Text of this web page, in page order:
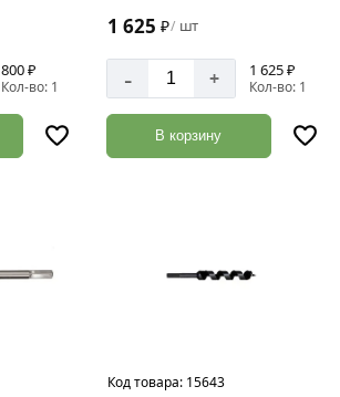
800 ₽
Кол-во: 1
1 625 ₽/ шт
- + 1 625 ₽
Кол-во: 1
В корзину
Код товара: 15643